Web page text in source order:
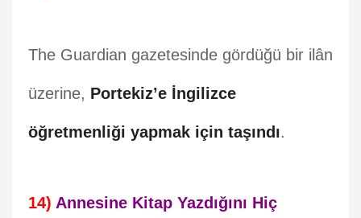
The Guardian gazetesinde gördüğü bir ilân
üzerine, Portekiz’e İngilizce
öğretmenliği yapmak için taşındı.
14) Annesine Kitap Yazdığını Hiç